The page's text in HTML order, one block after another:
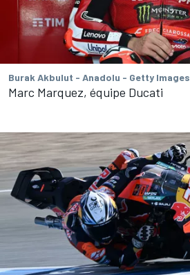
Burak Akbulut - Anadolu - Getty Images
Marc Marquez, équipe Ducati